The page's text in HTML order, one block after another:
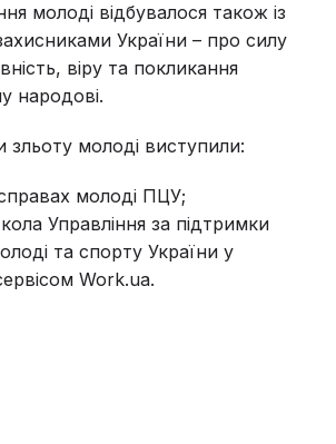
молоді відбувалося також із
України – про силу
віру та покликання
народові.
зльоту молоді виступили:
молоді ПЦУ;
Управління за підтримки
та спорту України у
Work.ua.